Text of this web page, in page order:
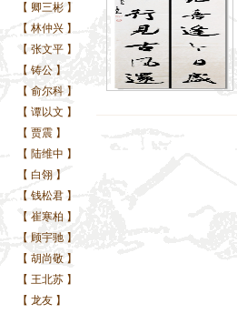
【 卿三彬 】
【 林仲兴 】
【 张文平 】
【 铸公 】
【 俞尔科 】
【 谭以文 】
【 贾震 】
【 陆维中 】
【 白翎 】
【 钱松君 】
【 崔寒柏 】
【 顾宇驰 】
【 胡尚敬 】
【 王北苏 】
【 龙友 】